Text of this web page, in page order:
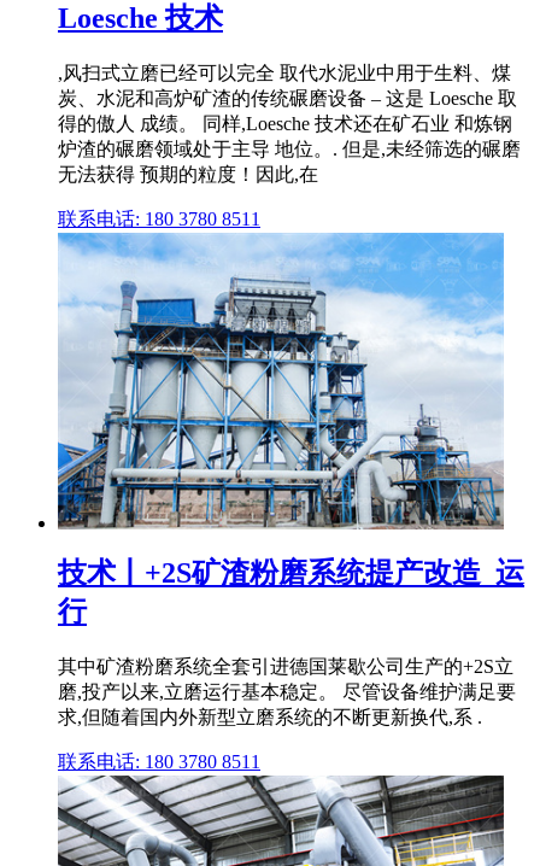
Loesche 技术
,风扫式立磨已经可以完全 取代水泥业中用于生料、煤
炭、水泥和高炉矿渣的传统碾磨设备 – 这是 Loesche 取
得的傲人 成绩。 同样,Loesche 技术还在矿石业 和炼钢
炉渣的碾磨领域处于主导 地位。. 但是,未经筛选的碾磨
无法获得 预期的粒度！因此,在
联系电话: 180 3780 8511
技术丨+2S矿渣粉磨系统提产改造_运
行
其中矿渣粉磨系统全套引进德国莱歇公司生产的+2S立
磨,投产以来,立磨运行基本稳定。 尽管设备维护满足要
求,但随着国内外新型立磨系统的不断更新换代,系 .
联系电话: 180 3780 8511